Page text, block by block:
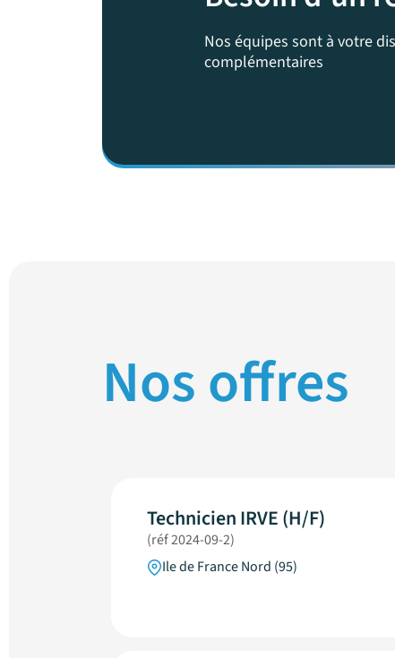
Nos équipes sont à votre
complémentaires
Nos offres
Technicien IRVE (H/F)
(réf 2024-09-2)
Ile de France Nord (95)